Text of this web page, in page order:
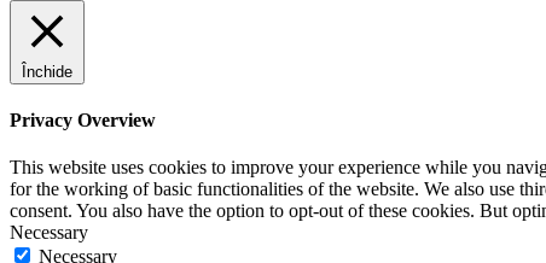
Închide
Privacy Overview
This website uses cookies to improve your experience while you
for the working of basic functionalities of the website. We also use
consent. You also have the option to opt-out of these cookies. But
Necessary
Necessary